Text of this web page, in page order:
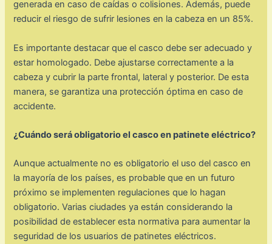
generada en caso de caídas o colisiones. Además, puede
reducir el riesgo de sufrir lesiones en la cabeza en un 85%.
Es importante destacar que el casco debe ser adecuado y
estar homologado. Debe ajustarse correctamente a la
cabeza y cubrir la parte frontal, lateral y posterior. De esta
manera, se garantiza una protección óptima en caso de
accidente.
¿Cuándo será obligatorio el casco en patinete eléctrico?
Aunque actualmente no es obligatorio el uso del casco en
la mayoría de los países, es probable que en un futuro
próximo se implementen regulaciones que lo hagan
obligatorio. Varias ciudades ya están considerando la
posibilidad de establecer esta normativa para aumentar la
seguridad de los usuarios de patinetes eléctricos.